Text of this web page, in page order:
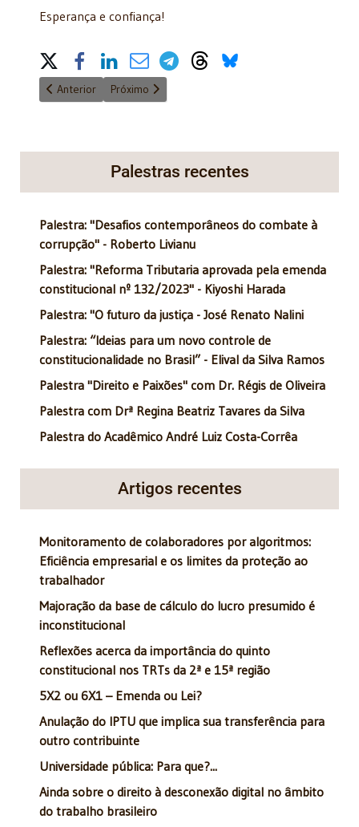
Esperança e confiança!
Share on Social Media
Artigo anterior: Reforma do Estado Federal - (parte 2 de 3) -
Anterior Próximo artigo: Reforma do Estado Federal -
Próximo
Palestras recentes
Palestra: "Desafios contemporâneos do combate à
corrupção" - Roberto Livianu
Palestra: "Reforma Tributaria aprovada pela emenda
constitucional nº 132/2023" - Kiyoshi Harada
Palestra: "O futuro da justiça - José Renato Nalini
Palestra: “Ideias para um novo controle de
constitucionalidade no Brasil” - Elival da Silva Ramos
Palestra "Direito e Paixões" com Dr. Régis de Oliveira
Palestra com Drª Regina Beatriz Tavares da Silva
Palestra do Acadêmico André Luiz Costa-Corrêa
Artigos recentes
Monitoramento de colaboradores por algoritmos:
Eficiência empresarial e os limites da proteção ao
trabalhador
Majoração da base de cálculo do lucro presumido é
inconstitucional
Reflexões acerca da importância do quinto
constitucional nos TRTs da 2ª e 15ª região
5X2 ou 6X1 – Emenda ou Lei?
Anulação do IPTU que implica sua transferência para
outro contribuinte
Universidade pública: Para que?...
Ainda sobre o direito à desconexão digital no âmbito
do trabalho brasileiro